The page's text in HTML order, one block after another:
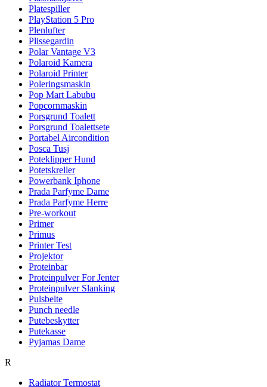
Platespiller
PlayStation 5 Pro
Plenlufter
Plissegardin
Polar Vantage V3
Polaroid Kamera
Polaroid Printer
Poleringsmaskin
Pop Mart Labubu
Popcornmaskin
Porsgrund Toalett
Porsgrund Toalettsete
Portabel Aircondition
Posca Tusj
Poteklipper Hund
Potetskreller
Powerbank Iphone
Prada Parfyme Dame
Prada Parfyme Herre
Pre-workout
Primer
Primus
Printer Test
Projektor
Proteinbar
Proteinpulver For Jenter
Proteinpulver Slanking
Pulsbelte
Punch needle
Putebeskytter
Putekasse
Pyjamas Dame
R
Radiator Termostat